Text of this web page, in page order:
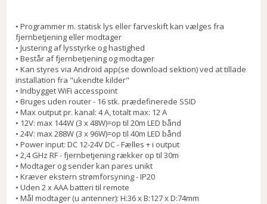
• Programmer m. statisk lys eller farveskift kan vælges fra
fjernbetjening eller modtager
• Justering af lysstyrke og hastighed
• Består af fjernbetjening og modtager
• Kan styres via Android app(se download sektion) ved at tillade
installation fra "ukendte kilder"
• Indbygget WiFi accesspoint
• Bruges uden router - 16 stk. prædefinerede SSID
• Max output pr. kanal: 4 A, totalt max: 12 A
• 12V: max 144W (3 x 48W)=op til 20m LED bånd
• 24V: max 288W (3 x 96W)=op til 40m LED bånd
• Power input: DC 12-24V DC - Fælles + i output
• 2,4 GHz RF - fjernbetjening rækker op til 30m
• Modtager og sender kan pares unikt
• Kræver ekstern strømforsyning - IP20
• Uden 2 x AAA batteri til remote
• Mål modtager (u antenner): H:36 x B:127 x D:74mm